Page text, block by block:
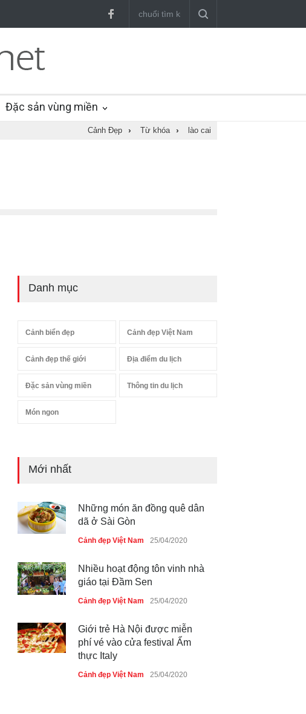
Đặc sản vùng miền
Cảnh Đẹp › Từ khóa › lào cai
Danh mục
Cảnh biển đẹp Cảnh đẹp Việt Nam
Cảnh đẹp thế giới Địa điểm du lịch
Đặc sản vùng miền Thông tin du lịch
Món ngon
Mới nhất
Những món ăn đồng quê dân
dã ở Sài Gòn
Cảnh đẹp Việt Nam 25/04/2020
Nhiều hoạt động tôn vinh nhà
giáo tại Đầm Sen
Cảnh đẹp Việt Nam 25/04/2020
Giới trẻ Hà Nội được miễn
phí vé vào cửa festival Ẩm
thực Italy
Cảnh đẹp Việt Nam 25/04/2020